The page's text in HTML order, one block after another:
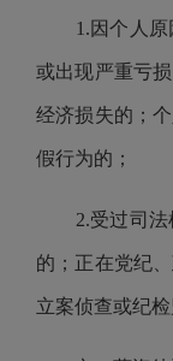
1.因个人
或出现严重亏
经济损失的；
假行为的；
2.受过司
的；正在党纪
立案侦查或纪